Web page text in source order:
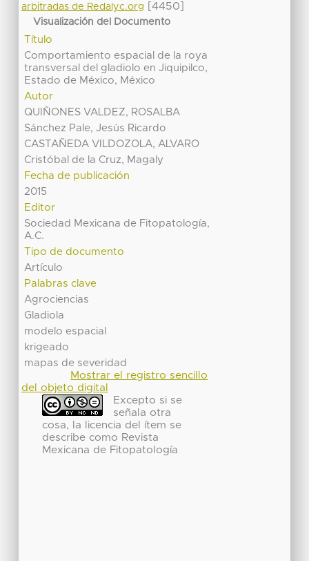
arbitradas de Redalyc.org
[4450]
Visualización del Documento
Título
Comportamiento espacial de la roya
transversal del gladiolo en Jiquipilco,
Estado de México, México
Autor
QUIÑONES VALDEZ, ROSALBA
Sánchez Pale, Jesús Ricardo
CASTAÑEDA VILDOZOLA, ALVARO
Cristóbal de la Cruz, Magaly
Fecha de publicación
2015
Editor
Sociedad Mexicana de Fitopatología,
A.C.
Tipo de documento
Artículo
Palabras clave
Agrociencias
Gladiola
modelo espacial
krigeado
mapas de severidad
Mostrar el registro sencillo
del objeto digital
Excepto si se
señala otra
cosa, la licencia del ítem se
describe como Revista
Mexicana de Fitopatología